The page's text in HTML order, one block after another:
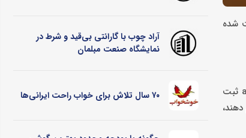
شده
به گزارش کاماپرس، بر اساس این مقررات جدید، متقاضیان خرید بیمه‌نامه باید پیش از اقدام، اطلاعات محل سکونت خود را در نشانی amlak.mrud.ir ثبت
آراد چوب با گارانتی بی‌قید و شرط در
نمایشگاه صنعت مبلمان
۷۰ سال تلاش برای خواب راحت ایرانی‌ها